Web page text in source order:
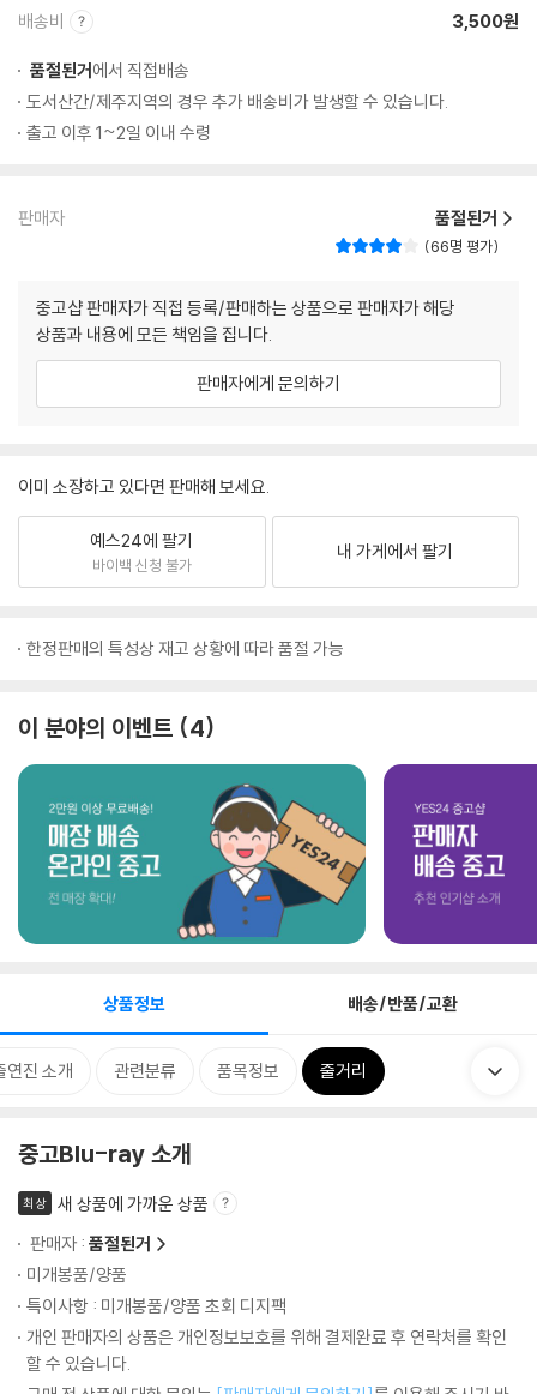
배송비 3,500원
품절된거에서 직접배송
도서산간/제주지역의 경우 추가 배송비가 발생할 수 있습니다.
출고 이후 1~2일 이내 수령
판매자 품절된거
66명 평가
중고샵 판매자가 직접 등록/판매하는 상품으로 판매자가 해당
상품과 내용에 모든 책임을 집니다.
판매자에게 문의하기
이미 소장하고 있다면 판매해 보세요.
예스24에 팔기
바이백 신청 불가
내 가게에서 팔기
한정판매의 특성상 재고 상황에 따라 품절 가능
이 분야의 이벤트 4
상품정보 배송/반품/교환
연진 소개 관련분류 품목정보 줄거리
중고Blu-ray 소개
최상
새 상품에 가까운 상품
판매자 : 품절된거
미개봉품/양품
특이사항 : 미개봉품/양품 초회 디지팩
개인 판매자의 상품은 개인정보보호를 위해 결제완료 후 연락처를 확인
할 수 있습니다.